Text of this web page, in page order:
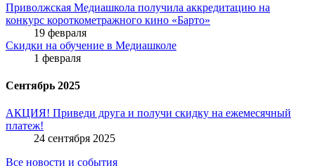
Приволжская Медиашкола получила аккредитацию на
конкурс короткометражного кино «Барто»
19 февраля
Скидки на обучение в Медиашколе
1 февраля
Сентябрь 2025
АКЦИЯ! Приведи друга и получи скидку на ежемесячный
платеж!
24 сентября 2025
Все новости и события